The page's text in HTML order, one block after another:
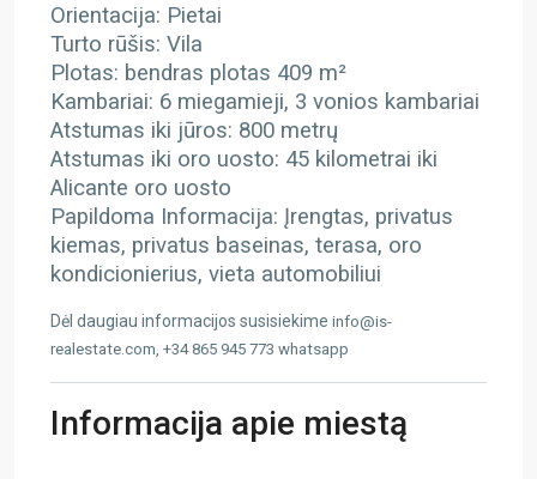
Orientacija: Pietai
Turto rūšis: Vila
Plotas: bendras plotas 409 m²
Kambariai: 6 miegamieji, 3 vonios kambariai
Atstumas iki jūros: 800 metrų
Atstumas iki oro uosto: 45 kilometrai iki
Alicante oro uosto
Papildoma Informacija: Įrengtas, privatus
kiemas, privatus baseinas, terasa, oro
kondicionierius, vieta automobiliui
Dėl daugiau informacijos susisiekime info@is-
realestate.com, +34 865 945 773 whatsapp
Informacija apie miestą